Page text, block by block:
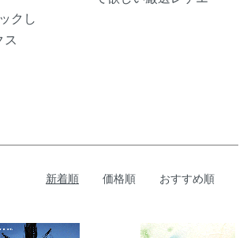
クし
ス
新着順 価格順 おすすめ順